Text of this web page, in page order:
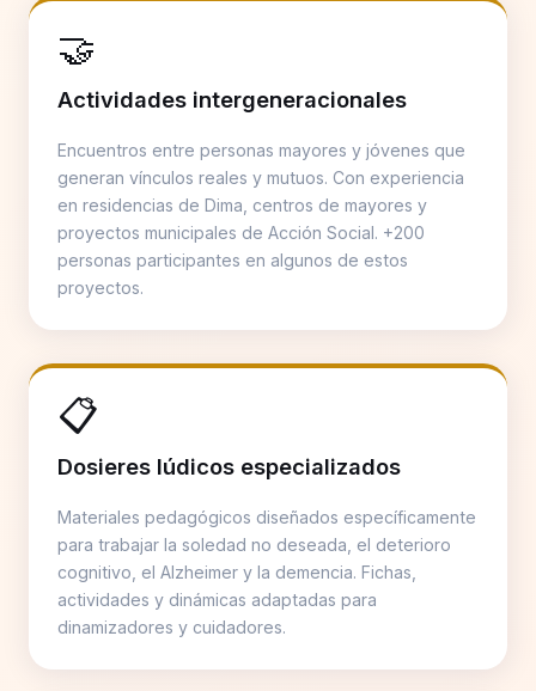
🤝
Actividades intergeneracionales
Encuentros entre personas mayores y jóvenes que
generan vínculos reales y mutuos. Con experiencia
en residencias de Dima, centros de mayores y
proyectos municipales de Acción Social. +200
personas participantes en algunos de estos
proyectos.
📋
Dosieres lúdicos especializados
Materiales pedagógicos diseñados específicamente
para trabajar la soledad no deseada, el deterioro
cognitivo, el Alzheimer y la demencia. Fichas,
actividades y dinámicas adaptadas para
dinamizadores y cuidadores.